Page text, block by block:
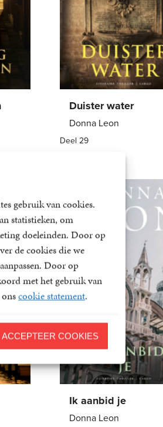
gebruik van cookies.
statistieken, om
doeleinden. Door op
de cookies die we
Door op
met het gebruik van
cookie statement.
COOKIES
Duister water
Donna Leon
Deel 29
12
Ik aanbid je
Donna Leon